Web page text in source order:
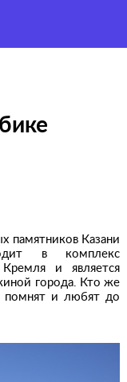
памятников Казани
в комплекс
Кремля и является
города. Кто же
и любят до